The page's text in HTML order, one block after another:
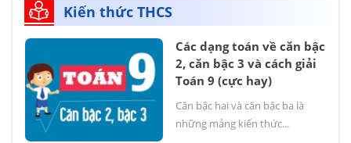
Kiến thức THCS
Các dạng toán về căn bậc
2, căn bậc 3 và cách giải
Toán 9 (cực hay)
Căn bậc hai và căn bậc ba là
những mảng kiến thức...